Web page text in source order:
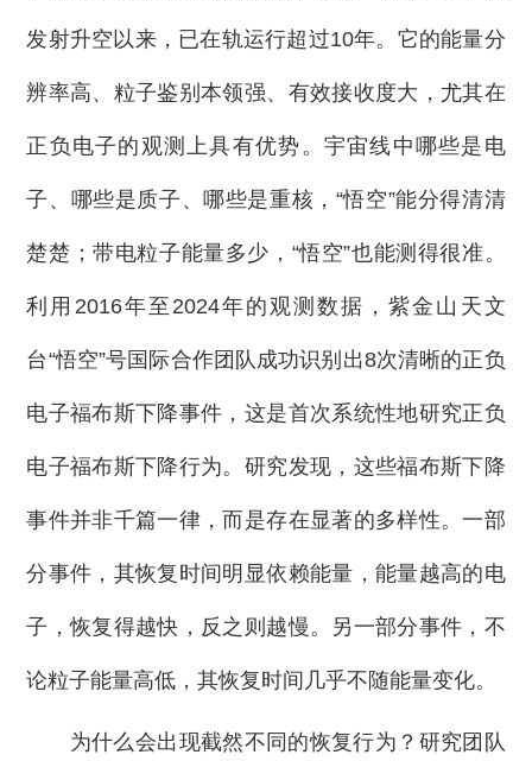
发射升空以来，已在轨运行超过10年。它的能量分
辨率高、粒子鉴别本领强、有效接收度大，尤其在
正负电子的观测上具有优势。宇宙线中哪些是电
子、哪些是质子、哪些是重核，“悟空”能分得清清
楚楚；带电粒子能量多少，“悟空”也能测得很准。
利用2016年至2024年的观测数据，紫金山天文
台“悟空”号国际合作团队成功识别出8次清晰的正负
电子福布斯下降事件，这是首次系统性地研究正负
电子福布斯下降行为。研究发现，这些福布斯下降
事件并非千篇一律，而是存在显著的多样性。一部
分事件，其恢复时间明显依赖能量，能量越高的电
子，恢复得越快，反之则越慢。另一部分事件，不
论粒子能量高低，其恢复时间几乎不随能量变化。
为什么会出现截然不同的恢复行为？研究团队